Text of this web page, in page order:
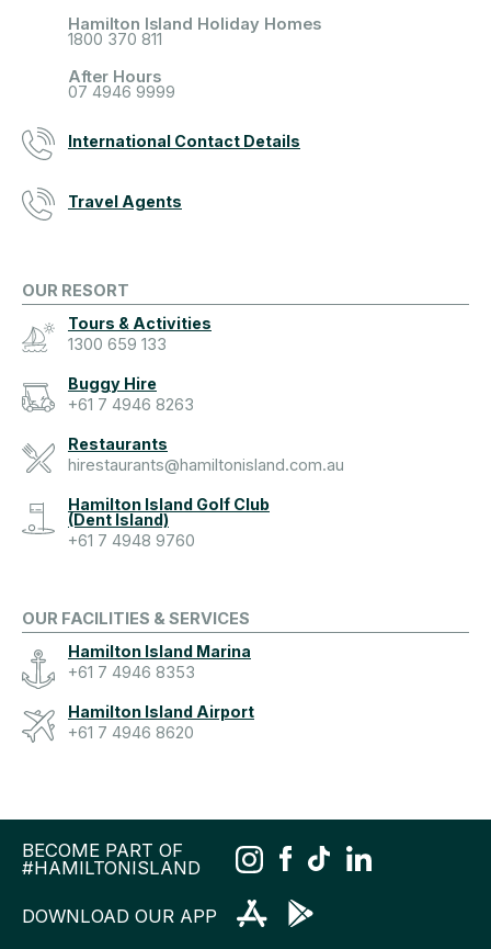
Hamilton Island Holiday Homes
1800 370 811
After Hours
07 4946 9999
International Contact Details
Travel Agents
OUR RESORT
Tours & Activities
1300 659 133
Buggy Hire
+61 7 4946 8263
Restaurants
hirestaurants@hamiltonisland.com.au
Hamilton Island Golf Club
(Dent Island)
+61 7 4948 9760
OUR FACILITIES & SERVICES
Hamilton Island Marina
+61 7 4946 8353
Hamilton Island Airport
+61 7 4946 8620
BECOME PART OF
#HAMILTONISLAND
DOWNLOAD OUR APP